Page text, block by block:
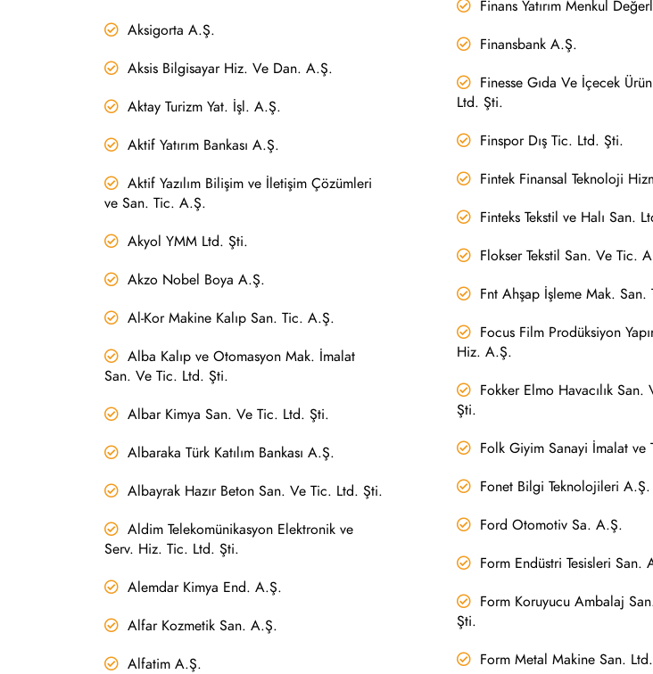
Aksigorta A.Ş.
Aksis Bilgisayar Hiz. Ve Dan. A.Ş.
Aktay Turizm Yat. İşl. A.Ş.
Aktif Yatırım Bankası A.Ş.
Aktif Yazılım Bilişim ve İletişim Çözümleri
ve San. Tic. A.Ş.
Akyol YMM Ltd. Şti.
Akzo Nobel Boya A.Ş.
Al-Kor Makine Kalıp San. Tic. A.Ş.
Alba Kalıp ve Otomasyon Mak. İmalat
San. Ve Tic. Ltd. Şti.
Albar Kimya San. Ve Tic. Ltd. Şti.
Albaraka Türk Katılım Bankası A.Ş.
Albayrak Hazır Beton San. Ve Tic. Ltd. Şti.
Aldim Telekomünikasyon Elektronik ve
Serv. Hiz. Tic. Ltd. Şti.
Alemdar Kimya End. A.Ş.
Alfar Kozmetik San. A.Ş.
Alfatim A.Ş.
Finans Yatırım Menkul
Finansbank A.Ş.
Finesse Gıda Ve İçecek
Ltd. Şti.
Finspor Dış Tic. Ltd. Şti.
Fintek Finansal Teknoloji
Finteks Tekstil ve Halı San.
Flokser Tekstil San. Ve Tic.
Fnt Ahşap İşleme Mak.
Focus Film Prodüksiyon
Hiz. A.Ş.
Fokker Elmo Havacılık San.
Şti.
Folk Giyim Sanayi İmalat ve
Fonet Bilgi Teknolojileri A.Ş.
Ford Otomotiv Sa. A.Ş.
Form Endüstri Tesisleri San.
Form Koruyucu Ambalaj
Şti.
Form Metal Makine San.